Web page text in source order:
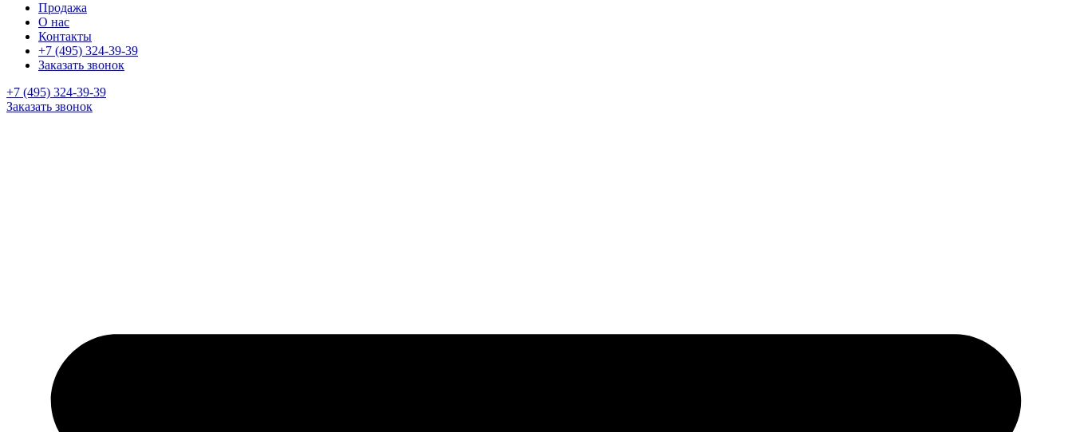
Продажа
О нас
Контакты
+7 (495) 324-39-39
Заказать звонок
+7 (495) 324-39-39
Заказать звонок